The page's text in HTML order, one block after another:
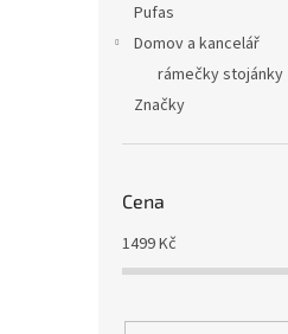
Pufas
Domov a kancelář
rámečky stojánky
Značky
Cena
1499Kč